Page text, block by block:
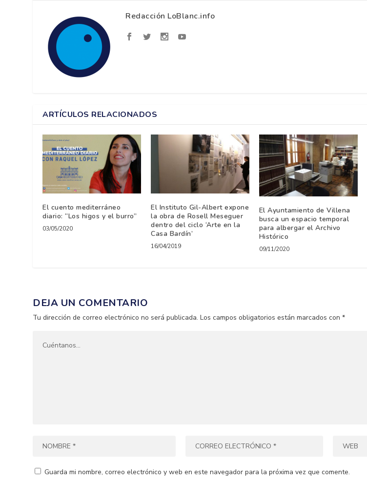
Redacción LoBlanc.info
ARTÍCULOS RELACIONADOS
El cuento mediterráneo
diario: “Los higos y el burro”
03/05/2020
El Instituto Gil-Albert expone
la obra de Rosell Meseguer
dentro del ciclo ‘Arte en la
Casa Bardín’
16/04/2019
El Ayuntamiento de Villena
busca un espacio temporal
para albergar el Archivo
Histórico
09/11/2020
DEJA UN COMENTARIO
Tu dirección de correo electrónico no será publicada. Los campos obligatorios están marcados con*
Guarda mi nombre, correo electrónico y web en este navegador para la próxima vez que comente.